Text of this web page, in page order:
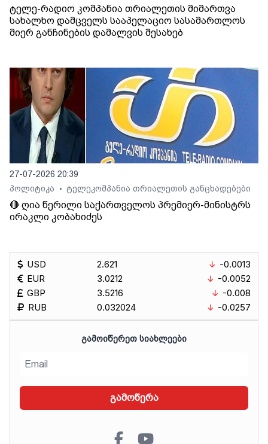
ტელე-რადიო კომპანია თრიალეთის მიმართვა
სახალხო დამცველს სააპელაციო სასამართლოს
მიერ განჩინების დამალვის შესახებ
27-07-2026 20:39
პოლიტიკა
• ტელეკომპანია თრიალეთის განცხადებები
🔴 ღია წერილი საქართველოს პრემიერ-მინისტრს
ირაკლი კობახიძეს
USD
EUR
GBP
RUB
2.621
3.0212
3.5216
0.032024
-0.0013
-0.0052
-0.008
-0.0257
ᲒᲐᲛᲝᲘᲬᲔᲠᲔᲗ ᲡᲘᲐᲮᲚᲔᲔᲑᲘ
გამოწერა